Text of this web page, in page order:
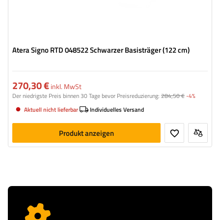
Atera Signo RTD 048522 Schwarzer Basisträger (122 cm)
270,30 €inkl. MwSt
Der niedrigste Preis binnen 30 Tage bevor Preisreduzierung: 284,50 €-4%
Aktuell nicht lieferbar
Individuelles Versand
Produkt anzeigen